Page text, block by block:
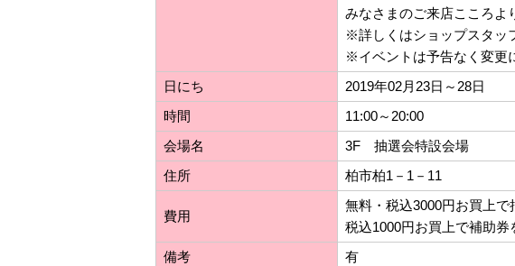
みなさまのご来店こころよ
※詳しくはショップスタッ
※イベントは予告なく変更
日にち
2019年02月23日～28日
時間
11:00～20:00
会場名
3F 抽選会特設会場
住所
柏市柏1－1－11
費用
無料・税込3000円お買上で
税込1000円お買上で補助券
備考
有